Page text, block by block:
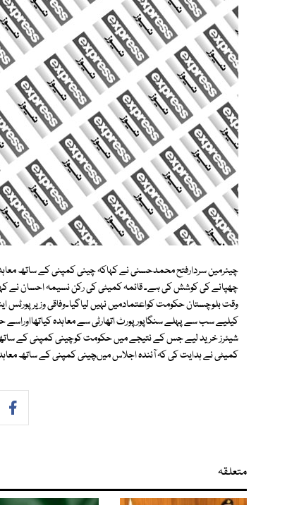
چیئرمین سردارفتح محمدحسنی نے کہاکہ چینی کمپنی کے ساتھ
چھپانے کی کوشش کی ہے۔ قائمہ کمیٹی کی رکن نسیمہ احسان نے
وقت بلوچستان حکومت کواعتمادمیں نہیں لیاگیا۔وفاقی وزیرپورٹس
شیئرز خرید لیے جس کے نتیجے میں حکومت کوچینی کمپنی کے ساتھ
کمیٹی نے ہدایت کی کہ آئندہ اجلاس میںچینی کمپنی کے ساتھ
متعلقہ